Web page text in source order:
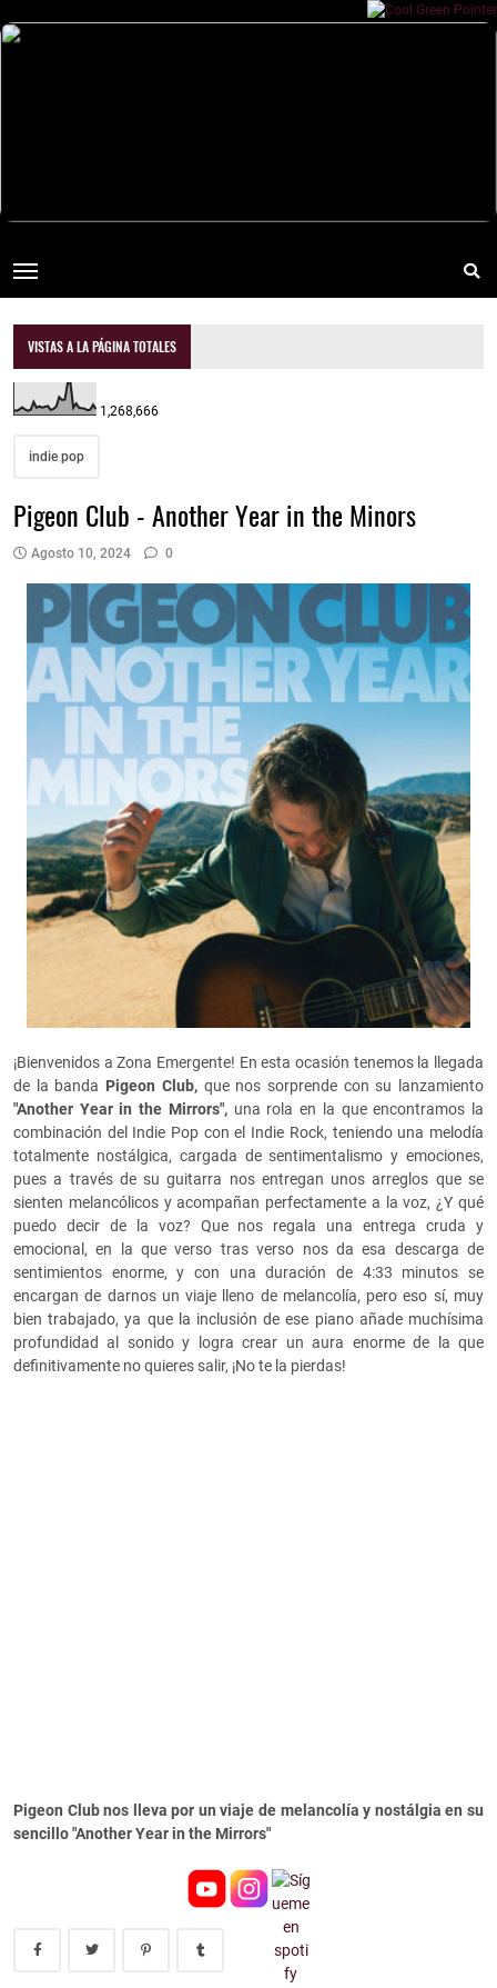
VISTAS A LA PÁGINA TOTALES
1,268,666
indie pop
Pigeon Club - Another Year in the Minors
Agosto 10, 2024 0
¡Bienvenidos a Zona Emergente! En esta ocasión tenemos la llegada
de la banda Pigeon Club,que nos sorprende con su lanzamiento
"Another Year in the Mirrors",una rola en la que encontramos la
combinación del Indie Pop con el Indie Rock, teniendo una melodía
totalmente nostálgica, cargada de sentimentalismo y emociones,
pues a través de su guitarra nos entregan unos arreglos que se
sienten melancólicos y acompañan perfectamente a la voz, ¿Y qué
puedo decir de la voz? Que nos regala una entrega cruda y
emocional, en la que verso tras verso nos da esa descarga de
sentimientos enorme, y con una duración de 4:33 minutos se
encargan de darnos un viaje lleno de melancolía, pero eso sí, muy
bien trabajado, ya que la inclusión de ese piano añade muchísima
profundidad al sonido y logra crear un aura enorme de la que
definitivamente no quieres salir, ¡No te la pierdas!
Pigeon Club nos lleva por un viaje de melancolía y nostálgia en su
sencillo "Another Year in the Mirrors"